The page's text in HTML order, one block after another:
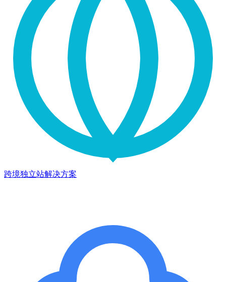
跨境独立站解决方案